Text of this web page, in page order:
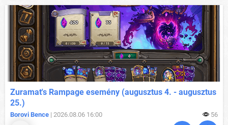
Zuramat's Rampage esemény (augusztus 4. - augusztus
25.)
Borovi Bence | 2026.08.06 16:00 56